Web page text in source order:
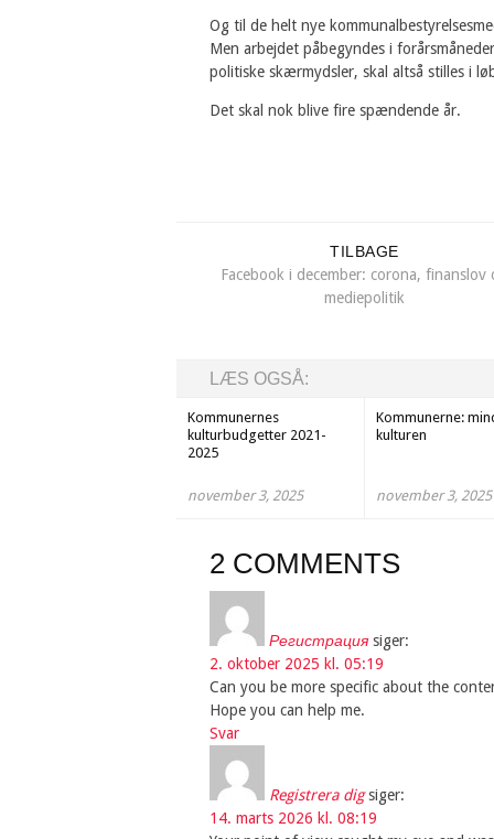
Og til de helt nye
Men arbejdet påbegyndes i
politiske skærmydsler, skal altså stilles i
Det skal nok blive fire spændende år.
TILBAGE
Facebook i december: corona, finanslov
mediepolitik
LÆS OGSÅ:
Kommunernes
kulturbudgetter 2021-
2025
november 3, 2025
Kommunerne:
kulturen
november 3, 2025
2 COMMENTS
Регистрация siger:
2. oktober 2025 kl. 05:19
Can you be more specific about the
Hope you can help me.
Svar
Registrera dig siger:
14. marts 2026 kl. 08:19